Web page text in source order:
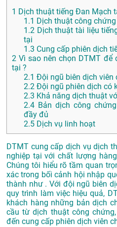
1 Dịch thuật tiếng Đan Mạch
1.1 Dịch thuật công
1.2 Dịch thuật tài liệu
tại
1.3 Cung cấp phiên dịch
2 Vì sao nên chọn DTMT
tại ?
2.1 Đội ngũ biên dịch viên
2.2 Đội ngũ phiên dịch có
2.3 Khả năng dịch thuật
2.4 Bản dịch công
đầy đủ
2.5 Dịch vụ linh hoạt
DTMT cung cấp dịch vụ dịch
nghiệp tại với chất lượng
Chúng tôi hiểu rõ tầm quan
xác trong bối cảnh hội nhập
thành như . Với đội ngũ biên
quy trình làm việc hiệu quả,
khách hàng những bản dịch
cầu từ dịch thuật công
đến cung cấp phiên dịch viên